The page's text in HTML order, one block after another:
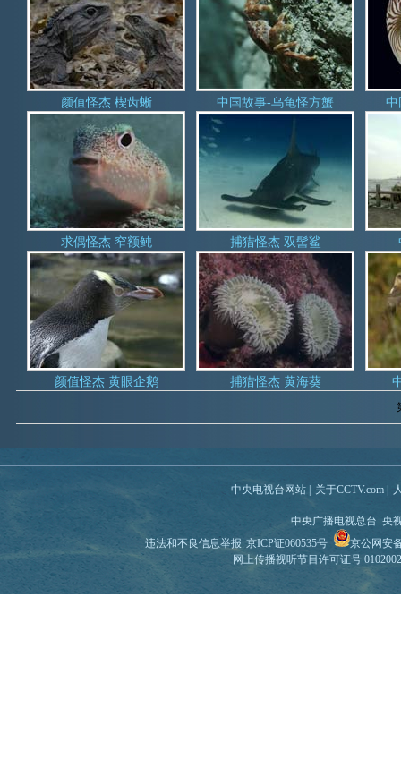
颜值怪杰 楔齿蜥 中国故事-乌龟怪方蟹 中
求偶怪杰 窄额鲀 捕猎怪杰 双髻鲨
颜值怪杰 黄眼企鹅 捕猎怪杰 黄海葵
中央电视台网站 关于CCTV.com
中央广播电视总台 央
违法和不良信息举报 京ICP证060535号
京公网安
网上传播视听节目许可证号